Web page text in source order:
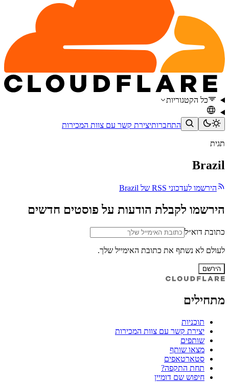
כל הקטגוריות
התחברותיצירת קשר עם צוות המכירות
תגית
Brazil
הירשמו לעדכוני RSS של Brazil
הירשמו לקבלת הודעות על פוסטים חדשים
כתובת דוא״ל
לעולם לא נשתף את כתובת האימייל שלך.
הירשם
מתחילים
תוכניות
יצירת קשר עם צוות המכירות
שותפים
מצאו שותף
סטארטאפים
תחת התקפה?
חיפוש שם דומיין